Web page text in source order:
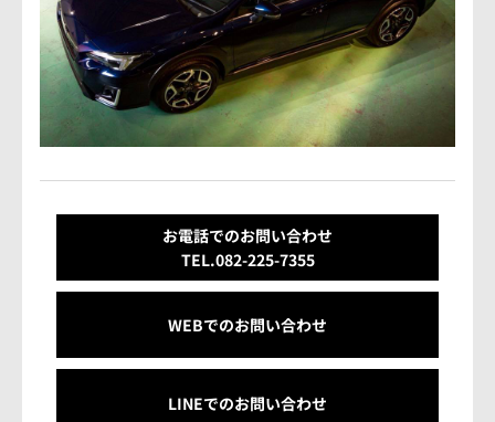
TEL.082-225-7355
LINEでお問い合わせ
営業時間：10:00~18:00（日・祝10:00~17:00）
お電話でのお問い合わせ
TEL.082-225-7355
WEBでのお問い合わせ
LINEでのお問い合わせ